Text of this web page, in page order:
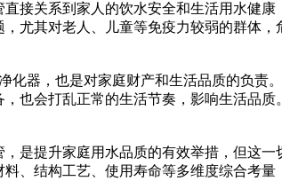
接关系到家人的饮水安全和生活用水健
尤其对老人、儿童等免疫力较弱的群体
化器，也是对家庭财产和生活品质的负责
也会打乱正常的生活节奏，影响生活品
，是提升家庭用水品质的有效举措，但这
、结构工艺、使用寿命等多维度综合考